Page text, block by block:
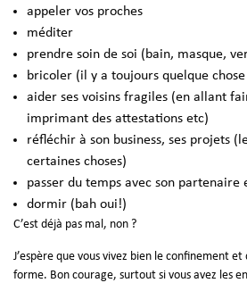
appeler vos proches
méditer
prendre soin de soi (bain, masque,
bricoler (il y a toujours quelque
aider ses voisins fragiles (en allant
imprimant des attestations etc)
réfléchir à son business, ses projets
certaines choses)
passer du temps avec son partenaire
dormir (bah oui!)
C’est déjà pas mal, non ?
J’espère que vous vivez bien le confinement
forme. Bon courage, surtout si vous avez les